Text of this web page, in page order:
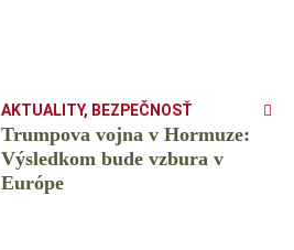
AKTUALITY, BEZPEČNOSŤ
Trumpova vojna v Hormuze:
Výsledkom bude vzbura v
Európe